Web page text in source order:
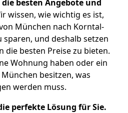
die besten Angebote und
wissen, wie wichtig es ist,
München nach Korntal-
sparen, und deshalb setzen
die besten Preise zu bieten.
Wohnung haben oder ein
besitzen, was
werden muss.
perfekte Lösung für Sie.